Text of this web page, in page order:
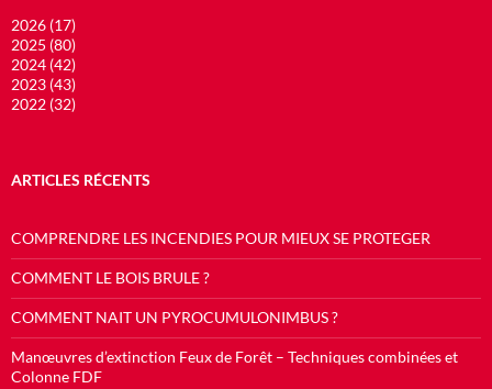
2026 (17)
2025 (80)
2024 (42)
2023 (43)
2022 (32)
ARTICLES RÉCENTS
COMPRENDRE LES INCENDIES POUR MIEUX SE PROTEGER
COMMENT LE BOIS BRULE ?
COMMENT NAIT UN PYROCUMULONIMBUS ?
Manœuvres d’extinction Feux de Forêt – Techniques combinées et
Colonne FDF